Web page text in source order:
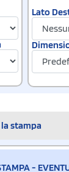
Lato
stampa
-